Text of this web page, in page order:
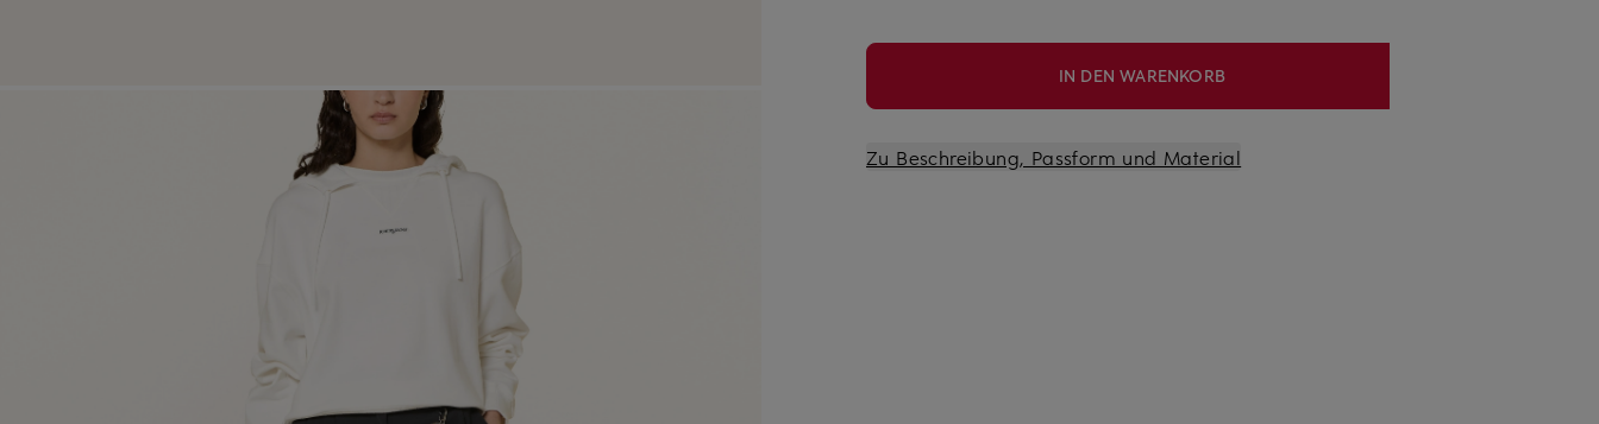
IN DEN WARENKORB
Zu Beschreibung, Passform und Material